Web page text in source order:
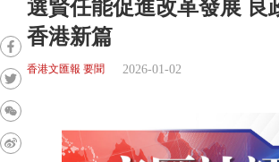
選賢任能促進改革發展 良
香港新篇
香港文匯報 要聞 2026-01-02